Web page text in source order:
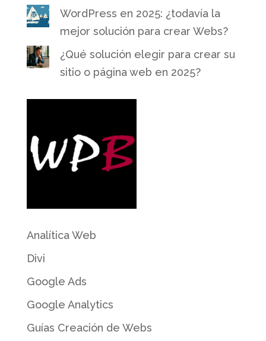
WordPress en 2025: ¿todavía la
mejor solución para crear Webs?
¿Qué solución elegir para crear su
sitio o página web en 2025?
Analítica Web
Divi
Google Ads
Google Analytics
Guías Creación de Webs